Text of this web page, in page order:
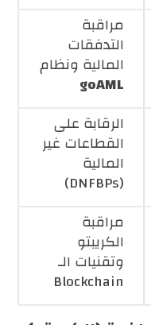
مراقبة
التدفقات
المالية ونظام
goAML
الرقابة على
القطاعات غير
المالية
(DNFBPs)
مراقبة
الكريبتو
وتقنيات الـ
Blockchain